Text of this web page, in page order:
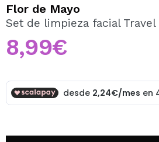
Al crear una cuenta en
tus compras rápidamente, revisar
pedidos y consultar tus
CREAR
Flor de Mayo
Set de limpieza facial
8,99€